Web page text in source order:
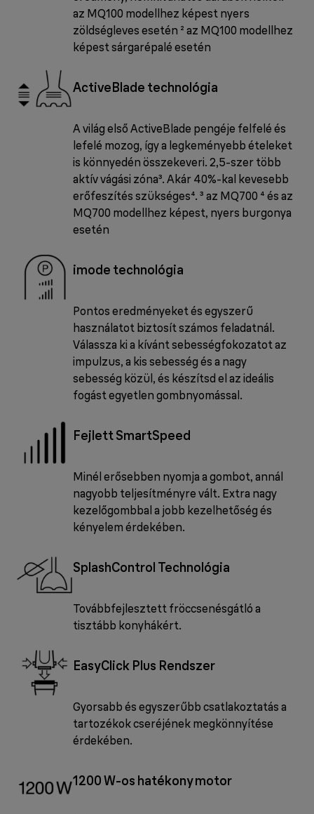
az MQ100 modellhez képest nyers
zöldségleves esetén ² az MQ100 modellhez
képest sárgarépalé esetén
ActiveBlade technológia
A világ első ActiveBlade pengéje felfelé és
lefelé mozog, így a legkeményebb ételeket
is könnyedén összekeveri. 2,5-szer több
aktív vágási zóna³. Akár 40%-kal kevesebb
erőfeszítés szükséges⁴. ³ az MQ700 ⁴ és az
MQ700 modellhez képest, nyers burgonya
esetén
imode technológia
Pontos eredményeket és egyszerű
használatot biztosít számos feladatnál.
Válassza ki a kívánt sebességfokozatot az
impulzus, a kis sebesség és a nagy
sebesség közül, és készítsd el az ideális
fogást egyetlen gombnyomással.
Fejlett SmartSpeed
Minél erősebben nyomja a gombot, annál
nagyobb teljesítményre vált. Extra nagy
kezelőgombbal a jobb kezelhetőség és
kényelem érdekében.
SplashControl Technológia
Továbbfejlesztett fröccsenésgátló a
tisztább konyhákért.
EasyClick Plus Rendszer
Gyorsabb és egyszerűbb csatlakoztatás a
tartozékok cseréjének megkönnyítése
érdekében.
1200 W-os hatékony motor